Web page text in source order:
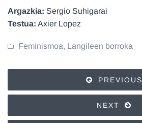
Argazkia: Sergio Suhigarai
Testua: Axier Lopez
Feminismoa, Langileen borroka
PREVIOUS
NEXT